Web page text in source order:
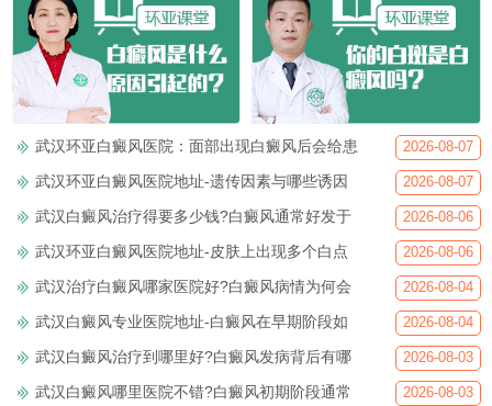
武汉环亚白癜风医院：面部出现白癜风后会给患 2026-08-07
武汉环亚白癜风医院地址-遗传因素与哪些诱因 2026-08-07
武汉白癜风治疗得要多少钱?白癜风通常好发于 2026-08-06
武汉环亚白癜风医院地址-皮肤上出现多个白点 2026-08-06
武汉治疗白癜风哪家医院好?白癜风病情为何会 2026-08-04
武汉白癜风专业医院地址-白癜风在早期阶段如 2026-08-04
武汉白癜风治疗到哪里好?白癜风发病背后有哪 2026-08-03
武汉白癜风哪里医院不错?白癜风初期阶段通常 2026-08-03